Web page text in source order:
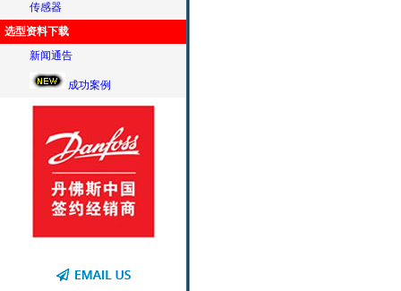
传感器
选型资料下载
新闻通告
成功案例